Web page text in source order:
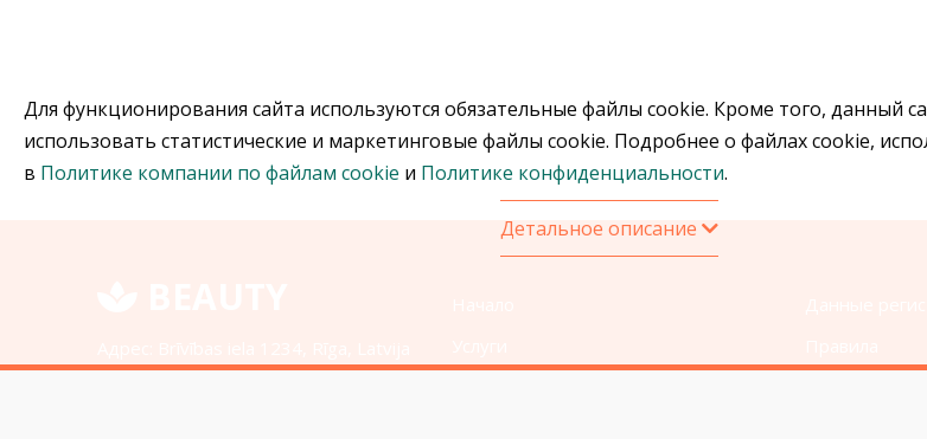
Для функционирования сайта используются обязательные файлы cookie. Кроме того, данный
использовать статистические и маркетинговые файлы cookie. Подробнее о файлах cookie,
в Политике компании по файлам cookie и Политике конфиденциальности.
Детальное описание